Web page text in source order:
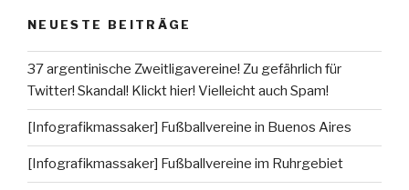
NEUESTE BEITRÄGE
37 argentinische Zweitligavereine! Zu gefährlich für
Twitter! Skandal! Klickt hier! Vielleicht auch Spam!
[Infografikmassaker] Fußballvereine in Buenos Aires
[Infografikmassaker] Fußballvereine im Ruhrgebiet